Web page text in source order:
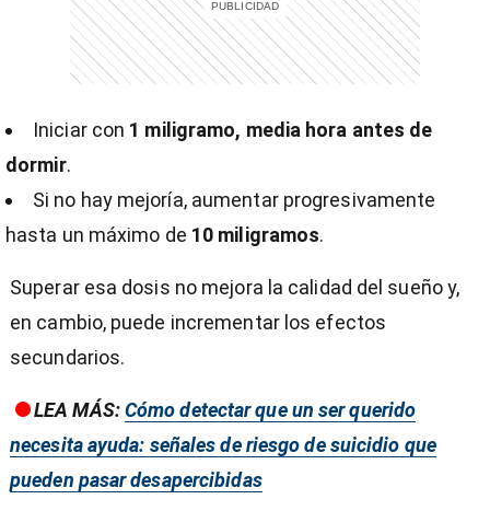
Iniciar con 1 miligramo, media hora antes de
dormir.
Si no hay mejoría, aumentar progresivamente
hasta un máximo de 10 miligramos.
Superar esa dosis no mejora la calidad del sueño y,
en cambio, puede incrementar los efectos
secundarios.
LEA MÁS:Cómo detectar que un ser querido
necesita ayuda: señales de riesgo de suicidio que
pueden pasar desapercibidas